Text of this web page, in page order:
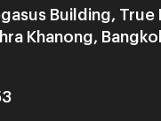
Building, True
Khanong,